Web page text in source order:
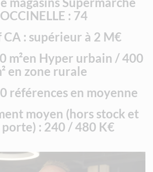
: 74
: supérieur à 2 M€
m²en Hyper urbain / 400
en zone rurale
références en moyenne
moyen (hors stock et
porte) : 240 / 480 K€